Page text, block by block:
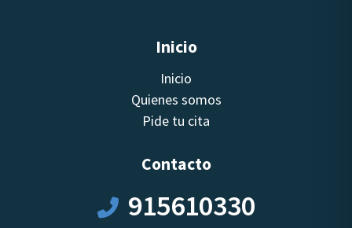
Inicio
Inicio
Quienes somos
Pide tu cita
Contacto
915610330